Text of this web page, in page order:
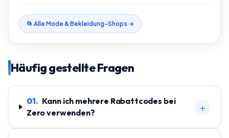
📂 AlleMode & Bekleidung-Shops →
Häufig gestellte Fragen
01. Kann ich mehrere Rabattcodes bei
Zero verwenden?
+